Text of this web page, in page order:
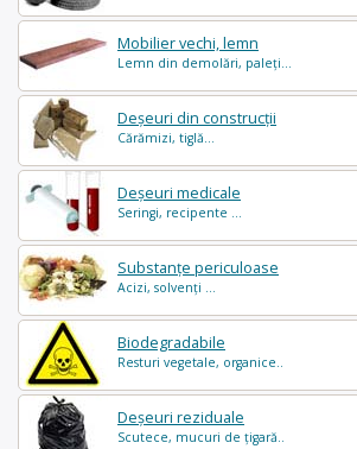
Mobilier vechi, lemn
Lemn din demolări, paleți...
Deșeuri din construcții
Cărămizi, tiglă...
Deșeuri medicale
Seringi, recipente ...
Substanțe periculoase
Acizi, solvenți ...
Biodegradabile
Resturi vegetale, organice..
Deșeuri reziduale
Scutece, mucuri de țigară..